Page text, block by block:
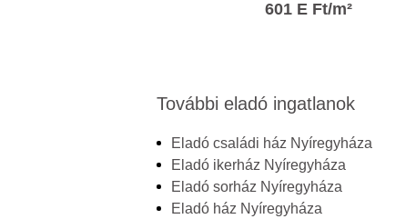
601 E Ft/m²
További eladó ingatlanok
Eladó családi ház Nyíregyháza
Eladó ikerház Nyíregyháza
Eladó sorház Nyíregyháza
Eladó ház Nyíregyháza